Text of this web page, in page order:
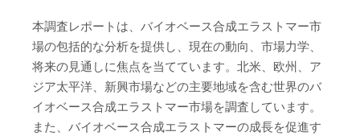
本調査レポートは、バイオベース合成エラストマー市
場の包括的な分析を提供し、現在の動向、市場力学、
将来の見通しに焦点を当てています。北米、欧州、ア
ジア太平洋、新興市場などの主要地域を含む世界のバ
イオベース合成エラストマー市場を調査しています。
また、バイオベース合成エラストマーの成長を促進す